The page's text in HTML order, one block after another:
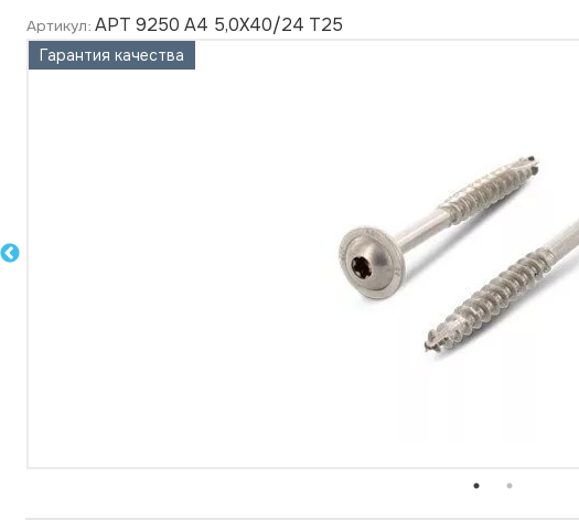
Артикул:АРТ 9250 А4 5,0X40/24 T25
Гарантия качества